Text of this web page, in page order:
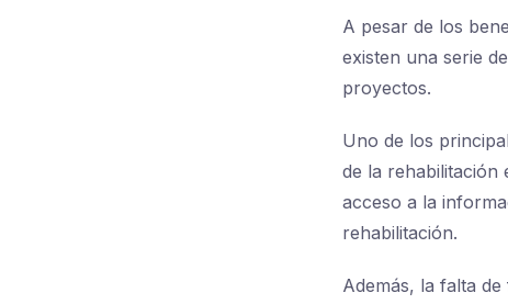
A pesar de los
existen una serie
proyectos.
Uno de los
de la rehabilitación
acceso a la
rehabilitación.
Además, la falta